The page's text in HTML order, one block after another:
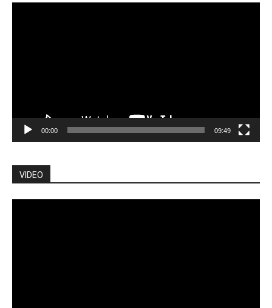
00:00 09:49
VIDEO